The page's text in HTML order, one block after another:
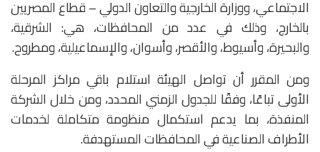
الاجتماعي، ووزارة الخارجية والتعاون الدولي – قطاع المصريين
بالخارج، وذلك في عدد من المحافظات، هي: الشرقية،
والبحيرة، وأسيوط، والأقصر، وأسوان، والإسماعيلية، ومطروح.
ومن المقرر أن تواصل الهيئة استلام باقي مراكز المرحلة
الأولى تباعًا، وفقًا للجدول الزمني المحدد، ومن خلال الشركة
المنفذة، بما يدعم استكمال منظومة متكاملة لخدمات
الأطراف الصناعية في المحافظات المستهدفة.